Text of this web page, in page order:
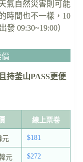
氣自然災害則可能
時間也不一樣，10
發 09:30~19:00）
持釜山PASS更便
線上票卷
元 $181
元 $272